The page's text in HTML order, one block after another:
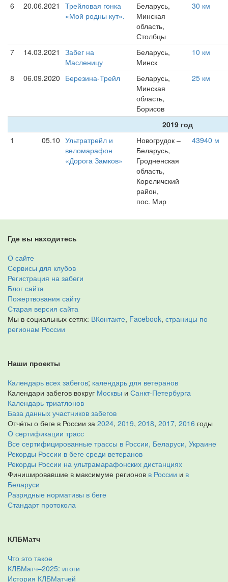
6 20.06.2021
Трейловая гонка
«Мой родны кут».
Беларусь,
Минская
область,
Столбцы
30 км
7 14.03.2021
Забег на
Масленицу
Беларусь,
Минск
10 км
8 06.09.2020 Березина-Трейл
Беларусь,
Минская
область,
Борисов
25 км
2019 год
1
05.10 Ультратрейл и
веломарафон
«Дорога Замков»
Новогрудок –
Беларусь,
Гродненская
область,
Кореличский
район,
пос. Мир
43940 м
Где вы находитесь
О сайте
Сервисы для клубов
Регистрация на забеги
Блог сайта
Пожертвования сайту
Старая версия сайта
Мы в социальных сетях: ВКонтакте, Facebook, страницы по
регионам России
Наши проекты
Календарь всех забегов; календарь для ветеранов
Календари забегов вокруг Москвы и Санкт-Петербурга
Календарь триатлонов
База данных участников забегов
Отчёты о беге в России за 2024, 2019, 2018, 2017, 2016 годы
О сертификации трасс
Все сертифицированные трассы в России, Беларуси, Украине
Рекорды России в беге среди ветеранов
Рекорды России на ультрамарафонских дистанциях
Финишировавшие в максимуме регионов в России и в
Беларуси
Разрядные нормативы в беге
Стандарт протокола
КЛБМатч
Что это такое
КЛБМатч–2025: итоги
История КЛБМатчей